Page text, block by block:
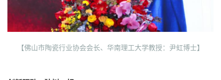
【佛山市陶瓷行业协会会长、华南理工大学教授：尹虹博士】